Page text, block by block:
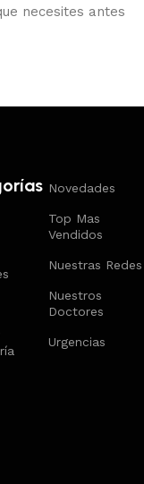
necesites antes
Novedades
Top Mas
Vendidos
Nuestras Redes
Nuestros
Doctores
Urgencias